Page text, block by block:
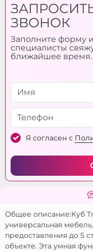
Adincimea (Mobilă):
Material Carcasa
(Mobilă):
Materialul (Mobilă):
(Mobilă Transformer):
Lungime (Mobilă
Transformer):
Nr. Cutii (Mobilă
Transformer):
Materialul (Mobilă
Transformer):
ЗВОНОК
Заполните форму
специалисты
ближайшее время.
Я согласен с
Общее описание:Куб
универсальная
предоставления до 5
объекте. Эта умная